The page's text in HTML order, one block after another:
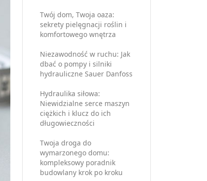
Twój dom, Twoja oaza:
sekrety pielęgnacji roślin i
komfortowego wnętrza
Niezawodność w ruchu: Jak
dbać o pompy i silniki
hydrauliczne Sauer Danfoss
Hydraulika siłowa:
Niewidzialne serce maszyn
ciężkich i klucz do ich
długowieczności
Twoja droga do
wymarzonego domu:
kompleksowy poradnik
budowlany krok po kroku